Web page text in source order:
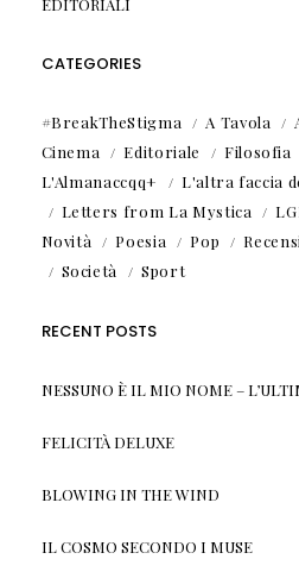
CATEGORIES
#BreakTheStigma A Tavola
Cinema
Editoriale Filosofia
L'Almanaccqq+
L'altra faccia
Letters from La Mystica
Novità
Poesia Pop
Società
Sport
RECENT POSTS
NESSUNO È IL MIO NOME –
FELICITÀ DELUXE
BLOWING IN THE WIND
IL COSMO SECONDO I MUSE